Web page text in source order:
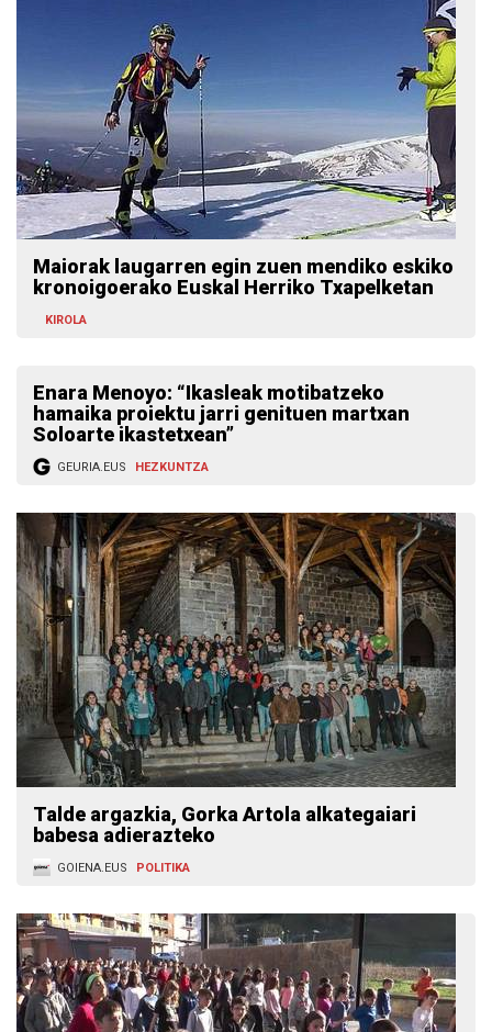
Maiorak laugarren egin zuen mendiko eskiko
kronoigoerako Euskal Herriko Txapelketan
KIROLA
Enara Menoyo: “Ikasleak motibatzeko
hamaika proiektu jarri genituen martxan
Soloarte ikastetxean”
GEURIA.EUS HEZKUNTZA
Talde argazkia, Gorka Artola alkategaiari
babesa adierazteko
GOIENA.EUS POLITIKA